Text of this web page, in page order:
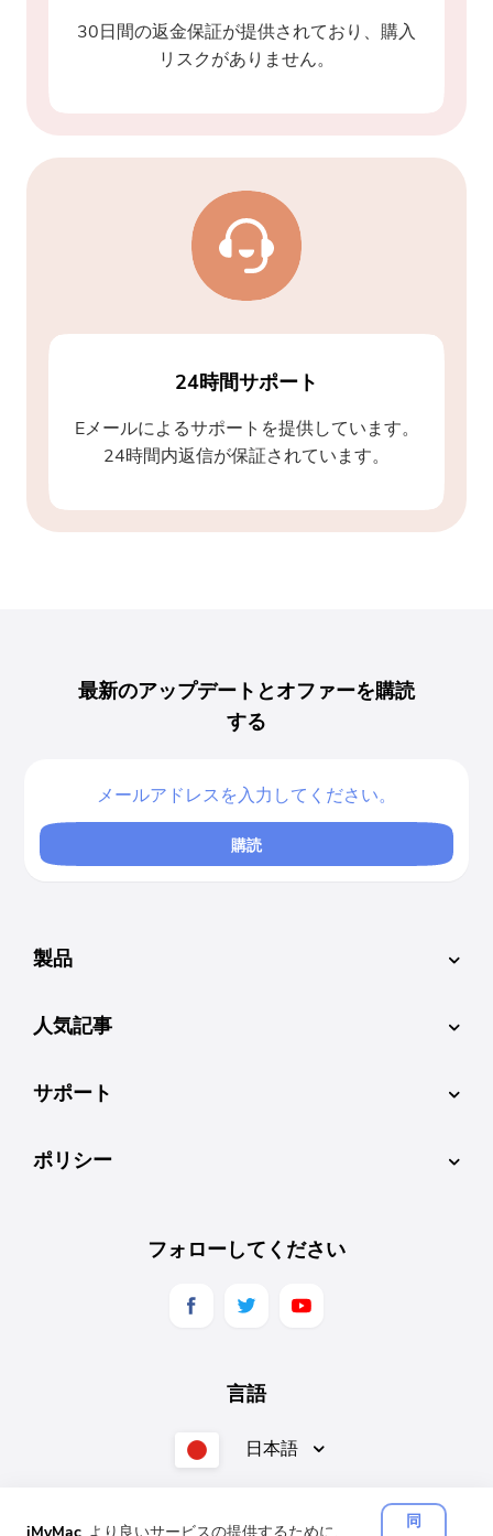
30日間の返金保証が提供されており、購入
リスクがありません。
24時間サポート
Eメールによるサポートを提供しています。
24時間内返信が保証されています。
最新のアップデートとオファーを購読
する
購読
製品
人気記事
サポート
ポリシー
フォローしてください
言語
日本語
同